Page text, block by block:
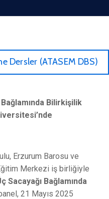
Dersler (ATASEM DBS)
Bağlamında Bilirkişilik
Erzurum Barosu ve
Merkezi iş birliğiyle
Sacayağı Bağlamında
21 Mayıs 2025